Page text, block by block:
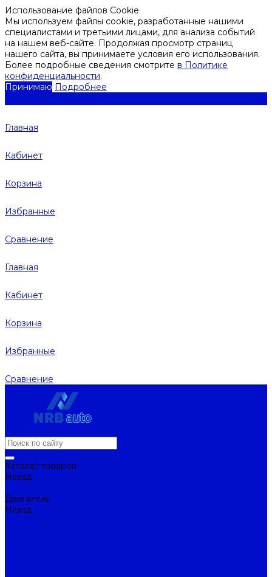
Использование файлов Cookie
Мы используем файлы cookie, разработанные нашими
специалистами и третьими лицами, для анализа событий
на нашем веб-сайте. Продолжая просмотр страниц
нашего сайта, вы принимаете условия его использования.
Более подробные сведения смотрите в Политике
конфиденциальности.
Принимаю Подробнее
Главная
Кабинет
Корзина
Избранные
Сравнение
Главная
Кабинет
Корзина
Избранные
Сравнение
Каталог товаров
Назад
Двигатель
Назад